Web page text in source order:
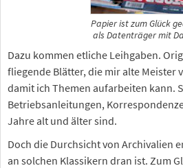
Papier ist zum Glück
als Datenträger mit
Dazu kommen etliche Leihgaben.
fliegende Blätter, die mir alte Meister
damit ich Themen aufarbeiten kann.
Betriebsanleitungen,
Jahre alt und älter sind.
Doch die Durchsicht von Archivalien
an solchen Klassikern dran ist. Zum